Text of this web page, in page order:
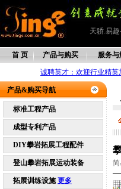
天骄.易
首 页 产品与购买 服务
诚聘英才：欢迎行业精
产品&购买导航
标准工程产品
成型专利产品
DIY攀岩拓展工程配件
登山攀岩拓展运动装备
拓展训练设施更多